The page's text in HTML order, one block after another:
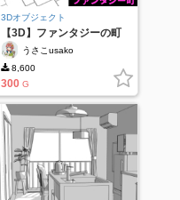
3Dオブジェクト
【3D】ファンタジーの町
うさこusako
8,600
300 G